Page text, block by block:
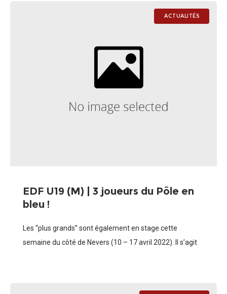
ACTUALITÉS
EDF U19 (M) | 3 joueurs du Pôle en
bleu !
Les “plus grands” sont également en stage cette
semaine du côté de Nevers (10 – 17 avril 2022). Il s’agit